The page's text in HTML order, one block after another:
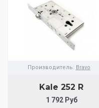
Производитель: Bravo
Kale 252 R
1 792 Руб